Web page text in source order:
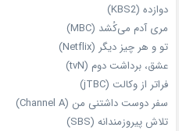
دوازده (KBS2)
مری آدم می‌کُشد (MBC)
تو و هر چیز دیگر (Netflix)
عشق، برداشت دوم (tvN)
فراتر از وکالت (jTBC)
سفر دوست‌ داشتنی من (Channel A)
تلاش پیروزمندانه (SBS)